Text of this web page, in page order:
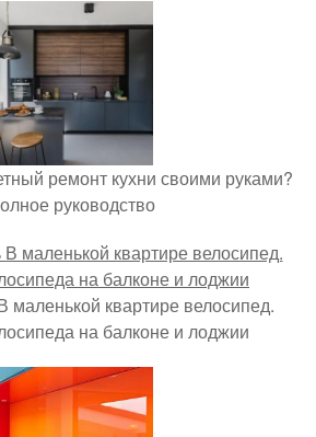
ремонт кухни своими руками?
руководство
маленькой квартире велосипед.
на балконе и лоджии